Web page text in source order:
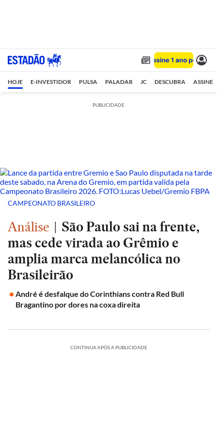
HOJE E-INVESTIDOR PULSA PALADAR JC DESCUBRA ASSINE
PUBLICIDADE
CAMPEONATO BRASILEIRO
Análise | São Paulo sai na frente,
mas cede virada ao Grêmio e
amplia marca melancólica no
Brasileirão
André é desfalque do Corinthians contra Red Bull
Bragantino por dores na coxa direita
CONTINUA APÓS A PUBLICIDADE